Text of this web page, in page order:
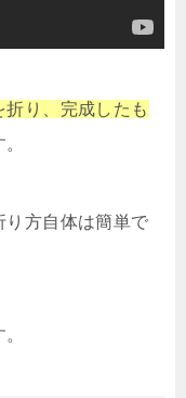
り、完成したも
り方自体は簡単で